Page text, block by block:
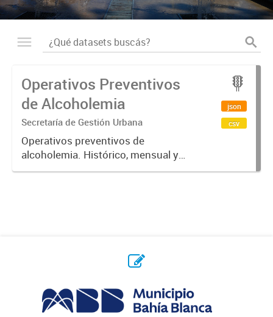
Operativos Preventivos
de Alcoholemia
Secretaría de Gestión Urbana
Operativos preventivos de
alcoholemia. Histórico, mensual y
semanal.
json
csv